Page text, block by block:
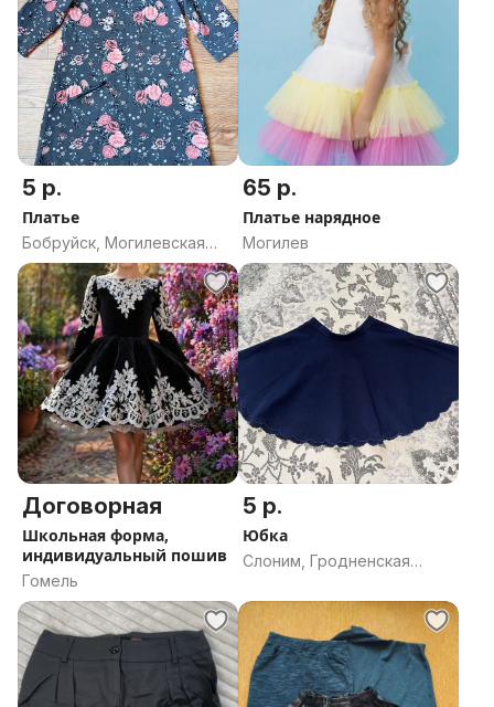
5 р.
Платье
Бобруйск, Могилевская
область
65 р.
Платье нарядное
Могилев
Договорная
Школьная форма,
индивидуальный пошив
Гомель
5 р.
Юбка
Слоним, Гродненская